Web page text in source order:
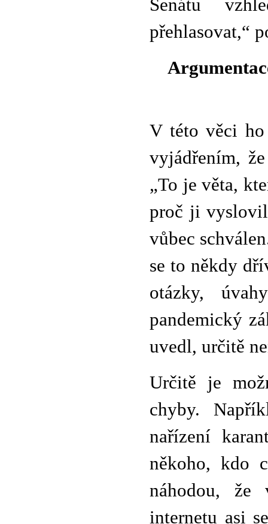
Senátu
přehlasovat,“
V této věci
vyjádřením,
„To je věta,
proč ji
vůbec
se to někdy
otázky,
pandemický
uvedl, určitě
Určitě je
chyby.
nařízení
někoho, kdo
náhodou, že
internetu asi